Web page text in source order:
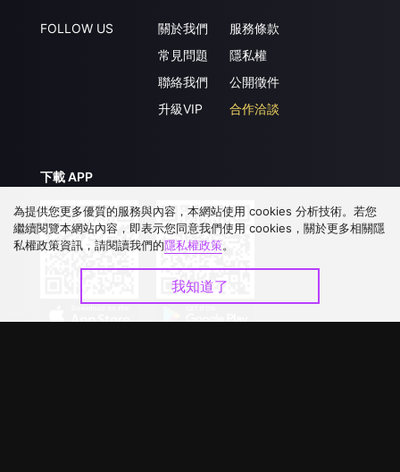
FOLLOW US
關於我們
常見問題
聯絡我們
升級VIP
服務條款
隱私權
公開徵件
合作洽談
下載 APP
為提供您更多優質的服務與內容，本網站使用 cookies 分析技術。若您
繼續閱覽本網站內容，即表示您同意我們使用 cookies，關於更多相關隱
私權政策資訊，請閱讀我們的隱私權政策。
我知道了